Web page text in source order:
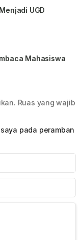
UGD
Mahasiswa
Ruas yang wajib
pada peramban